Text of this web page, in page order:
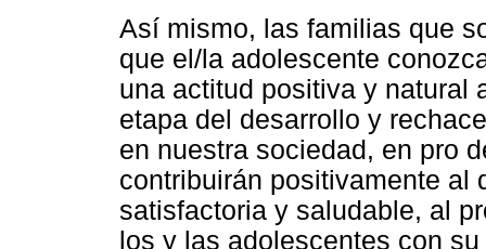
Así mismo, las familias que
que el/la adolescente
una actitud positiva y natural
etapa del desarrollo y
en nuestra sociedad, en pro
contribuirán positivamente al
satisfactoria y saludable, al
los y las adolescentes con